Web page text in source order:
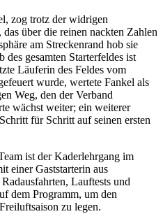
zog trotz der widrigen
über die reinen nackten Zahlen
am Streckenrand hob sie
gesamten Starterfeldes ist
Läuferin des Feldes vom
wurde, wertete Fankel als
Weg, den der Verband
wächst weiter; ein weiterer
für Schritt auf seinen ersten
ist der Kaderlehrgang im
einer Gaststarterin aus
Lauftests und
dem Programm, um den
zu legen.